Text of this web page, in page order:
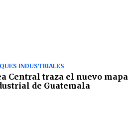
INDUSTRIALES
Central traza el nuevo mapa
de Guatemala